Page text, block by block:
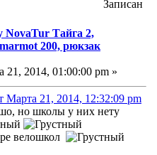
Записан
NovaTur Тайга 2,
200, рюкзак
21, 2014, 01:00:00 pm »
Марта 21, 2014, 12:32:09 pm
но школы у них нету
велошкол